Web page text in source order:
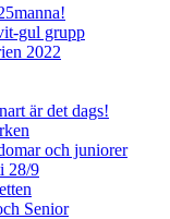
gul grupp
2022
är det dags!
och juniorer
28/9
Senior